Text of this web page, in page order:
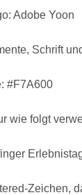
Adobe Yoon
Schrift
#F7A600
wie folgt
Zeichen,